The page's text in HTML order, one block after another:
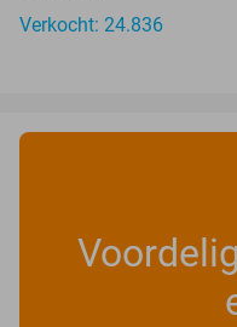
Verkocht: 24.836